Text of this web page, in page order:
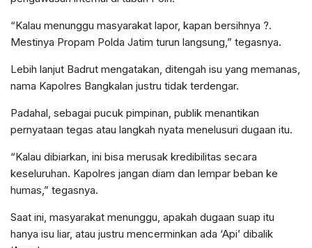
“Kalau menunggu masyarakat lapor, kapan bersihnya ?.
Mestinya Propam Polda Jatim turun langsung,” tegasnya.
Lebih lanjut Badrut mengatakan, ditengah isu yang memanas,
nama Kapolres Bangkalan justru tidak terdengar.
Padahal, sebagai pucuk pimpinan, publik menantikan
pernyataan tegas atau langkah nyata menelusuri dugaan itu.
“Kalau dibiarkan, ini bisa merusak kredibilitas secara
keseluruhan. Kapolres jangan diam dan lempar beban ke
humas,” tegasnya.
Saat ini, masyarakat menunggu, apakah dugaan suap itu
hanya isu liar, atau justru mencerminkan ada ‘Api’ dibalik